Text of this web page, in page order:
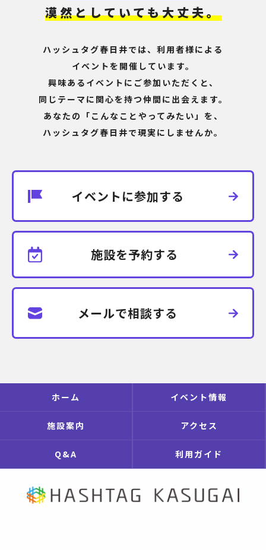
漠然としていても大丈夫。
ハッシュタグ春日井では、利用者様による
イベントを開催しています。
興味あるイベントにご参加いただくと、
同じテーマに関心を持つ仲間に出会えます。
あなたの「こんなことやってみたい」を、
ハッシュタグ春日井で現実にしませんか。
イベントに参加する
施設を予約する
メールで相談する
ホーム イベント情報
施設案内 アクセス
Q&A 利用ガイド